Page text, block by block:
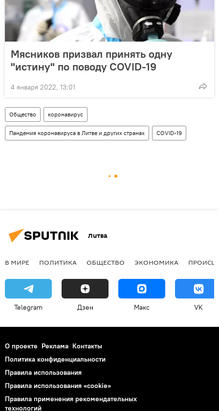
Мясников призвал принять одну
"истину" по поводу COVID-19
4 января 2022, 13:01
Общество коронавирус
Пандемия коронавируса в Литве и других странах COVID-19
Литва
В МИРЕ ПОЛИТИКА ОБЩЕСТВО ЭКОНОМИКА
Telegram Дзен Макс VK
О проекте Реклама Контакты
Политика конфиденциальности
Правила использования
Правила использования «cookie»
Правила применения рекомендательных
технологий